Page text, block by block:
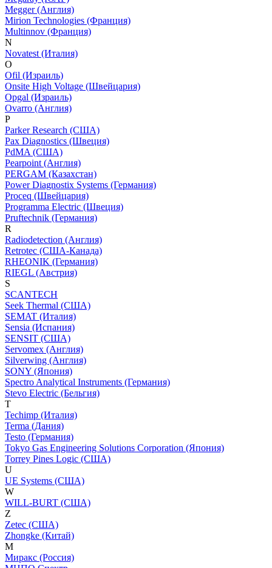
Megger (Англия)
Mirion Technologies (Франция)
Multinnov (Франция)
N
Novatest (Италия)
O
Ofil (Израиль)
Onsite High Voltage (Швейцария)
Opgal (Израиль)
Ovarro (Англия)
P
Parker Research (США)
Pax Diagnostics (Швеция)
PdMA (США)
Pearpoint (Англия)
PERGAM (Казахстан)
Power Diagnostix Systems (Германия)
Proceq (Швейцария)
Programma Electric (Швеция)
Pruftechnik (Германия)
R
Radiodetection (Англия)
Retrotec (США-Канада)
RHEONIK (Германия)
RIEGL (Австрия)
S
SCANTECH
Seek Thermal (США)
SEMAT (Италия)
Sensia (Испания)
SENSIT (США)
Servomex (Англия)
Silverwing (Англия)
SONY (Япония)
Spectro Analytical Instruments (Германия)
Stevo Electric (Бельгия)
T
Techimp (Италия)
Terma (Дания)
Testo (Германия)
Tokyo Gas Engineering Solutions Corporation (Япония)
Torrey Pines Logic (США)
U
UE Systems (США)
W
WILL-BURT (США)
Z
Zetec (США)
Zhongke (Китай)
М
Миракс (Россия)